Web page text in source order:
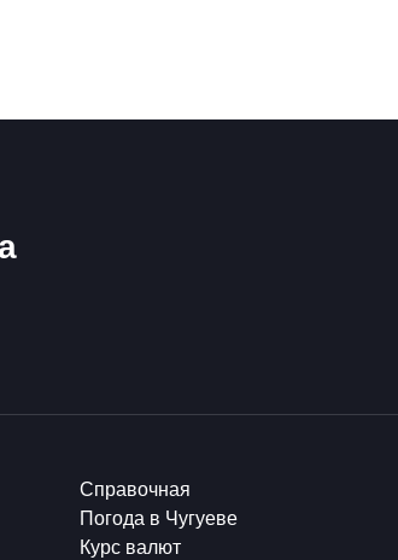
Справочная
Погода в Чугуеве
Курс валют